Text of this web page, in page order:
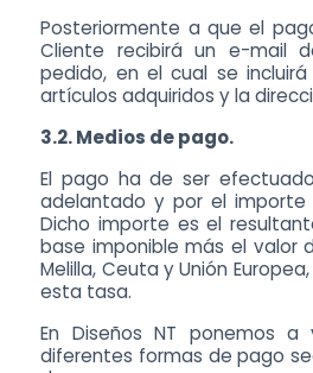
Posteriormente a que el
Cliente recibirá un e-mail
pedido, en el cual se
artículos adquiridos y la
3.2. Medios de pago.
El pago ha de ser
adelantado y por el
Dicho importe es el
base imponible más el valor
Melilla, Ceuta y Unión
esta tasa.
En Diseños NT ponemos a
diferentes formas de pago